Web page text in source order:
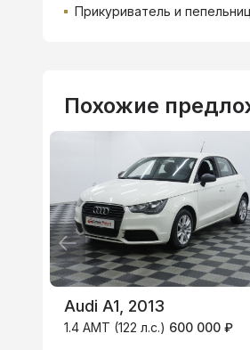
Прикуриватель и
Похожие
Audi A1, 2013
1.4 AMT (122 л.с.) 600 000 ₽
ВТБ
3.9%